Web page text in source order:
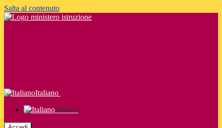
Salta al contenuto
Italiano
Italiano